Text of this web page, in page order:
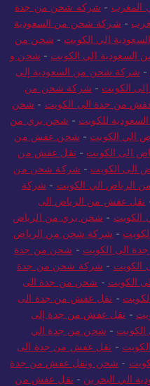
المغرب - شركة شحن من جدة
- شركة شحن من السعودية
الي الكويت - شحن من
الي الكويت - شحن و
- شركة شحن من السعودية إلى
الكويت - شركة شحن من
من جدة الى الكويت - شحن
للكويت - شحن بري من
الي الكويت - شحن عفش من
الى الكويت - نقل عفش من
الى الكويت - شركة شحن من
الي الكويت - شركة
نقل عفش من الرياض الى
- شحن بري من الرياض
- شركة شحن من الرياض
الى الكويت - شحن من جدة
- شركة شحن من جدة
الكويت - شحن من جدة الى
- نقل عفش من جدة الى
- نقل عفش من جدة إلى
- شحن من جدة الي
- نقل عفش من جدة الى
- شحن ونقل عفش من جدة
الي البحرين - نقل عفش من